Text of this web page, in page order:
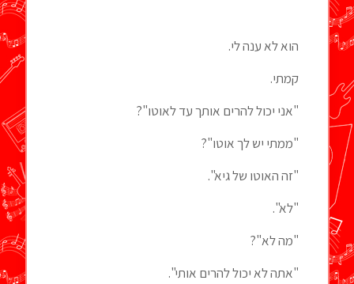
הוא לא ענה לי.
קמתי.
"אני יכול להרים אותך עד לאוטו"?
"ממתי יש לך אוטו"?
"זה האוטו של גיא".
"לא".
"מה לא"?
"אתה לא יכול להרים אותי".